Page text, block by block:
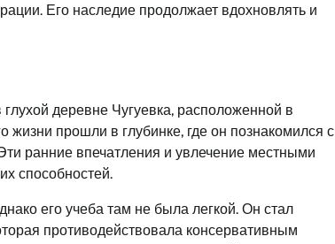
Его наследие продолжает вдохновлять и
деревне Чугуевка, расположенной в
прошли в глубинке, где он познакомился с
ранние впечатления и увлечение местными
способностей.
его учеба там не была легкой. Он стал
противодействовала консервативным